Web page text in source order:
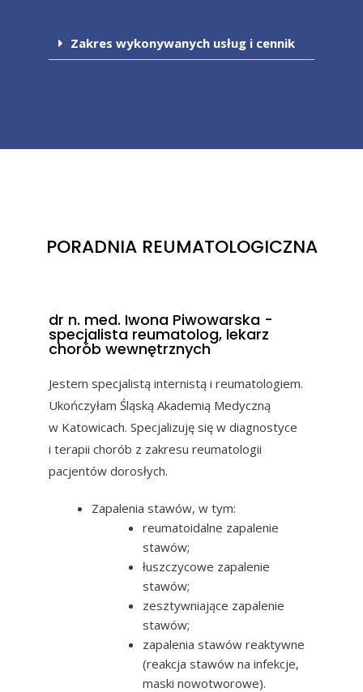
Zakres wykonywanych usług i cennik
PORADNIA REUMATOLOGICZNA
dr n. med. Iwona Piwowarska -
specjalista reumatolog, lekarz
chorób wewnętrznych
Jestem specjalistą internistą i reumatologiem.
Ukończyłam Śląską Akademią Medyczną
w Katowicach. Specjalizuję się w diagnostyce
i terapii chorób z zakresu reumatologii
pacjentów dorosłych.
Zapalenia stawów, w tym:
reumatoidalne zapalenie
stawów;
łuszczycowe zapalenie
stawów;
zesztywniające zapalenie
stawów;
zapalenia stawów reaktywne
(reakcja stawów na infekcje,
maski nowotworowe).